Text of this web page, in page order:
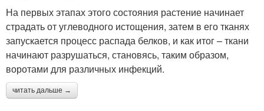
На первых этапах этого состояния растение начинает
страдать от углеводного истощения, затем в его тканях
запускается процесс распада белков, и как итог – ткани
начинают разрушаться, становясь, таким образом,
воротами для различных инфекций.
читать дальше →